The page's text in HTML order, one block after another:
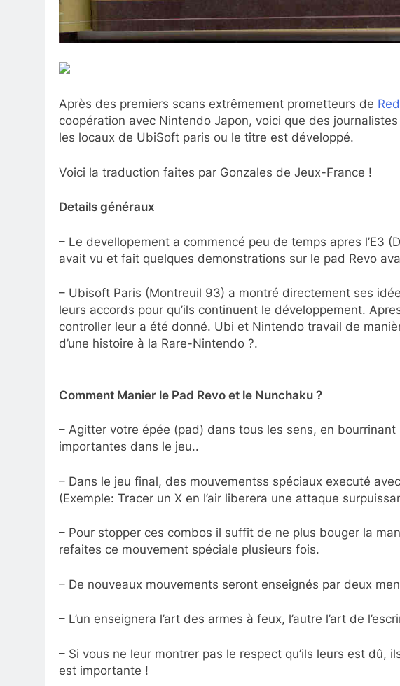
Après des premiers scans extrêmement prometteurs de
coopération avec Nintendo Japon, voici que des
les locaux de UbiSoft paris ou le titre est développé.
Voici la traduction faites par Gonzales de Jeux-France !
Details généraux
– Le devellopement a commencé peu de temps apres l’E3
avait vu et fait quelques demonstrations sur le pad Revo
– Ubisoft Paris (Montreuil 93) a montré directement ses
leurs accords pour qu’ils continuent le développement.
controller leur a été donné. Ubi et Nintendo travail de
d’une histoire à la Rare-Nintendo ?.
Comment Manier le Pad Revo et le Nunchaku ?
– Agitter votre épée (pad) dans tous les sens, en
importantes dans le jeu..
– Dans le jeu final, des mouvementss spéciaux executé
(Exemple: Tracer un X en l’air liberera une attaque
– Pour stopper ces combos il suffit de ne plus bouger la
refaites ce mouvement spéciale plusieurs fois.
– De nouveaux mouvements seront enseignés par deux
– L’un enseignera l’art des armes à feux, l’autre l’art de
– Si vous ne leur montrer pas le respect qu’ils leurs est dû,
est importante !